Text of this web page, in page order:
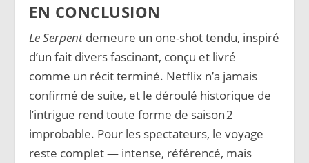
EN CONCLUSION
Le Serpent demeure un one-shot tendu, inspiré
d’un fait divers fascinant, conçu et livré
comme un récit terminé. Netflix n’a jamais
confirmé de suite, et le déroulé historique de
l’intrigue rend toute forme de saison 2
improbable. Pour les spectateurs, le voyage
reste complet — intense, référencé, mais